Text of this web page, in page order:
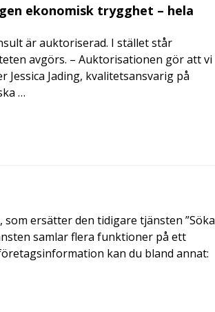
ekonomisk trygghet – hela
är auktoriserad. I stället står
avgörs. – Auktorisationen gör att vi
Jading, kvalitetsansvarig på
…
ersätter den tidigare tjänsten ”Söka
samlar flera funktioner på ett
kan du bland annat: